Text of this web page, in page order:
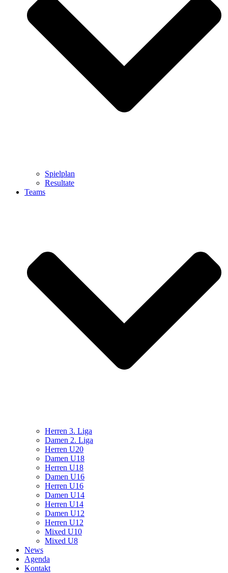
Spielplan
Resultate
Teams
Herren 3. Liga
Damen 2. Liga
Herren U20
Damen U18
Herren U18
Damen U16
Herren U16
Damen U14
Herren U14
Damen U12
Herren U12
Mixed U10
Mixed U8
News
Agenda
Kontakt